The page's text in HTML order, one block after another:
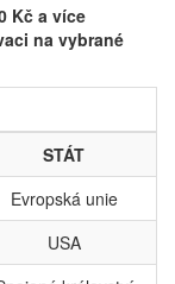
Kč a více
na vybrané
STÁT
Evropská unie
USA